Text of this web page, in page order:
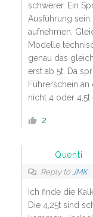
schwerer. Ein
Ausführung
aufnehmen.
Modelle
genau das
erst ab 5t. Da
Führerschein an
nicht 4 oder
2
Quenti
Reply to JMK
Ich finde die
Die 4,25t sind